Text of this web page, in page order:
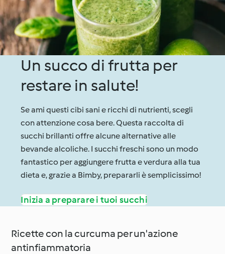
Un succo di frutta per
restare in salute!
Se ami questi cibi sani e ricchi di nutrienti, scegli
con attenzione cosa bere. Questa raccolta di
succhi brillanti offre alcune alternative alle
bevande alcoliche. I succhi freschi sono un modo
fantastico per aggiungere frutta e verdura alla tua
dieta e, grazie a Bimby, prepararli è semplicissimo!
Inizia a preparare i tuoi succhi
Ricette con la curcuma per un'azione
antinfiammatoria